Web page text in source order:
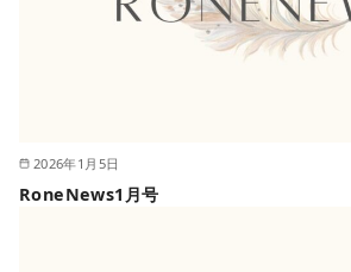
2026年1月5日
RoneNews1月号